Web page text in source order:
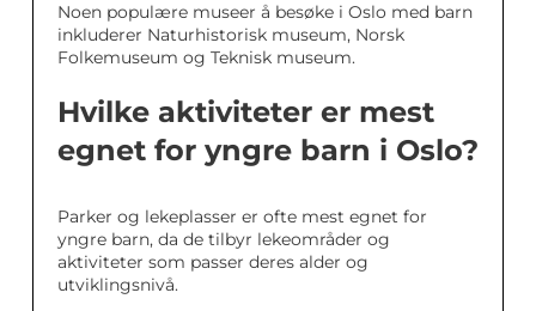
Noen populære museer å besøke i Oslo med barn
inkluderer Naturhistorisk museum, Norsk
Folkemuseum og Teknisk museum.
Hvilke aktiviteter er mest
egnet for yngre barn i Oslo?
Parker og lekeplasser er ofte mest egnet for
yngre barn, da de tilbyr lekeområder og
aktiviteter som passer deres alder og
utviklingsnivå.